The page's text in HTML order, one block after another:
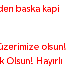
baska kapi
olsun!
Olsun! Hayırlı